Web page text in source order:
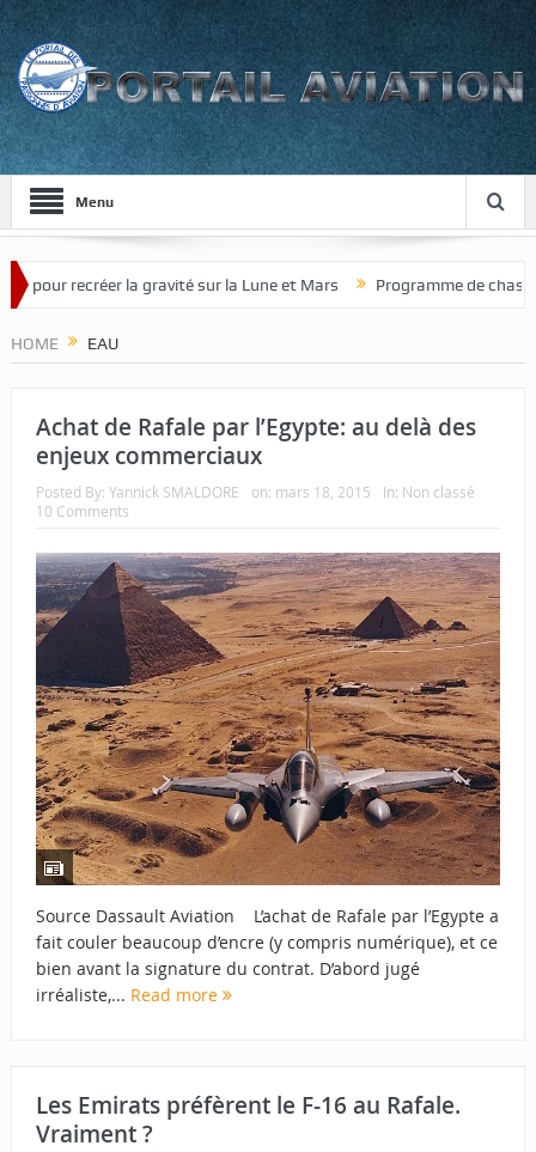
Menu
la gravité sur la Lune et Mars Programme de chasseur de
HOME EAU
Achat de Rafale par l’Egypte: au delà des
enjeux commerciaux
Posted By: Yannick SMALDORE on: mars 18, 2015 In: Non classé
10 Comments
Source Dassault Aviation L’achat de Rafale par l’Egypte a
fait couler beaucoup d’encre (y compris numérique), et ce
bien avant la signature du contrat. D’abord jugé
irréaliste,... Read more
Les Emirats préfèrent le F-16 au Rafale.
Vraiment ?